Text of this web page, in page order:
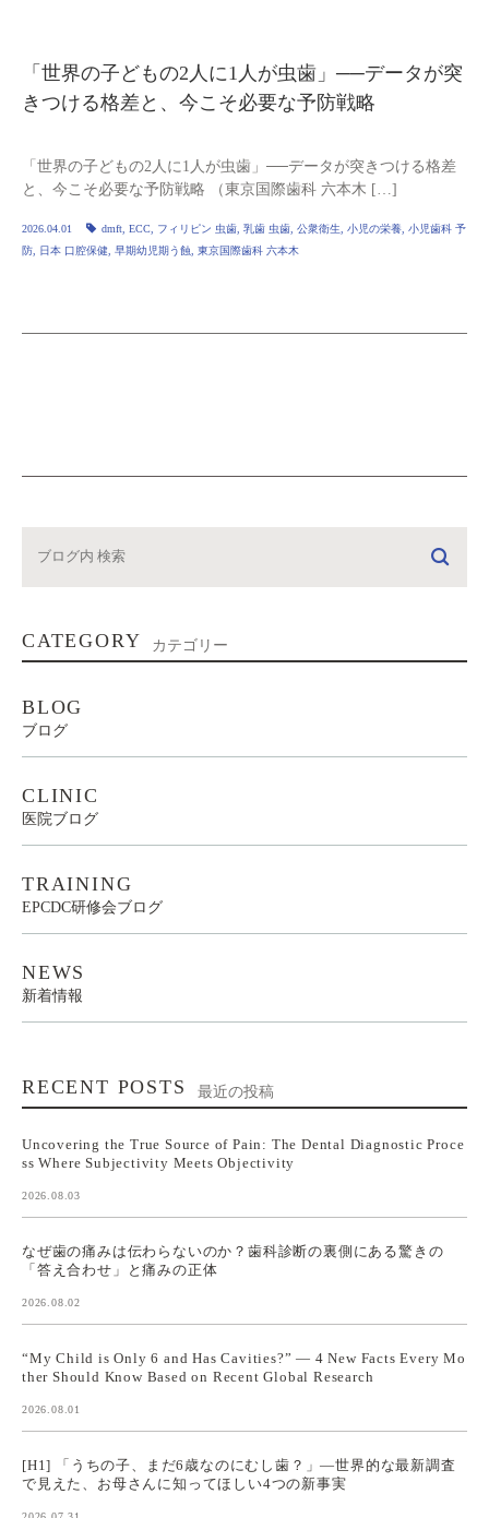
「世界の子どもの2人に1人が虫歯」──データが突
きつける格差と、今こそ必要な予防戦略
「世界の子どもの2人に1人が虫歯」──データが突きつける格差
と、今こそ必要な予防戦略 （東京国際歯科 六本木 […]
2026.04.01 dmft ECC フィリピン 虫歯 乳歯 虫歯 公衆衛生 小児の栄養 小児歯科 予
防
日本 口腔保健 早期幼児期う蝕 東京国際歯科 六本木
CATEGORY カテゴリー
BLOG
ブログ
CLINIC
医院ブログ
TRAINING
EPCDC研修会ブログ
NEWS
新着情報
RECENT POSTS 最近の投稿
Uncovering the True Source of Pain: The Dental Diagnostic Proce
ss Where Subjectivity Meets Objectivity
2026.08.03
なぜ歯の痛みは伝わらないのか？歯科診断の裏側にある驚きの
「答え合わせ」と痛みの正体
2026.08.02
“My Child is Only 6 and Has Cavities?” — 4 New Facts Every Mo
ther Should Know Based on Recent Global Research
2026.08.01
[H1] 「うちの子、まだ6歳なのにむし歯？」—世界的な最新調査
で見えた、お母さんに知ってほしい4つの新事実